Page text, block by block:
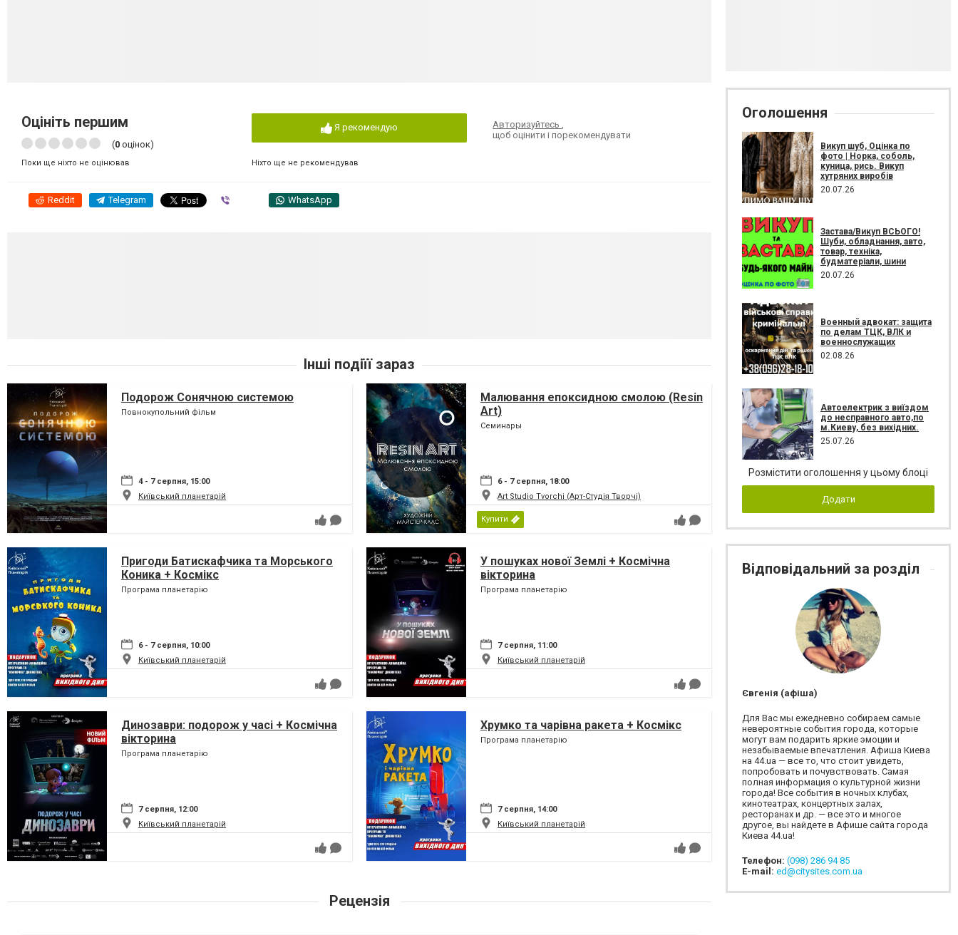
Оцініть першим
(0 оцінок)
Поки ще ніхто не оцінював
Я рекомендую
Ніхто ще не рекомендував
Авторизуйтесь,
щоб оцінити і порекомендувати
Reddit Telegram WhatsApp
Інші подіїї зараз
Подорож Сонячною системою
Повнокупольний фільм
4 - 7 серпня, 15:00
Київський планетарій
Малювання епоксидною смолою (Resin
Art)
Семинары
6 - 7 серпня, 18:00
Art Studio Tvorchi (Арт-Студія Творчі)
Купити
Пригоди Батискафчика та Морського
Коника + Космікс
Програма планетарію
6 - 7 серпня, 10:00
Київський планетарій
У пошуках нової Землі + Космічна
вікторина
Програма планетарію
7 серпня, 11:00
Київський планетарій
Динозаври: подорож у часі + Космічна
вікторина
Програма планетарію
7 серпня, 12:00
Київський планетарій
Хрумко та чарівна ракета + Космікс
Програма планетарію
7 серпня, 14:00
Київський планетарій
Рецензія
Оголошення
Викуп шуб, Оцінка по
фото | Норка, соболь,
куница, рись. Викуп
хутряних виробів
20.07.26
Застава/Викуп ВСЬОГО!
Шуби, обладнання, авто,
товар, техніка,
будматеріали, шини
20.07.26
Военный адвокат: защита
по делам ТЦК, ВЛК и
военнослужащих
02.08.26
Автоелектрик з виїздом
до несправного авто,по
м.Киеву, без вихідних.
25.07.26
Розмістити оголошення у цьому блоці
Додати
Відповідальний за розділ
Євгенія (афіша)
Для Вас мы ежедневно собираем самые
невероятные события города, которые
могут вам подарить яркие эмоции и
незабываемые впечатления. Афиша Киева
на 44.ua — все то, что стоит увидеть,
попробовать и почувствовать. Самая
полная информация о культурной жизни
города! Все события в ночных клубах,
кинотеатрах, концертных залах,
ресторанах и др. — все это и многое
другое, вы найдете в Афише сайта города
Киева 44.ua!
Телефон: (098) 286 94 85
E-mail: ed@citysites.com.ua